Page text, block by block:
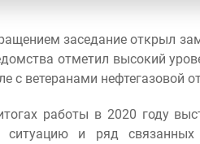
заседание открыл
отметил высокий
с ветеранами нефтегазовой
работы в 2020 году
ситуацию и ряд